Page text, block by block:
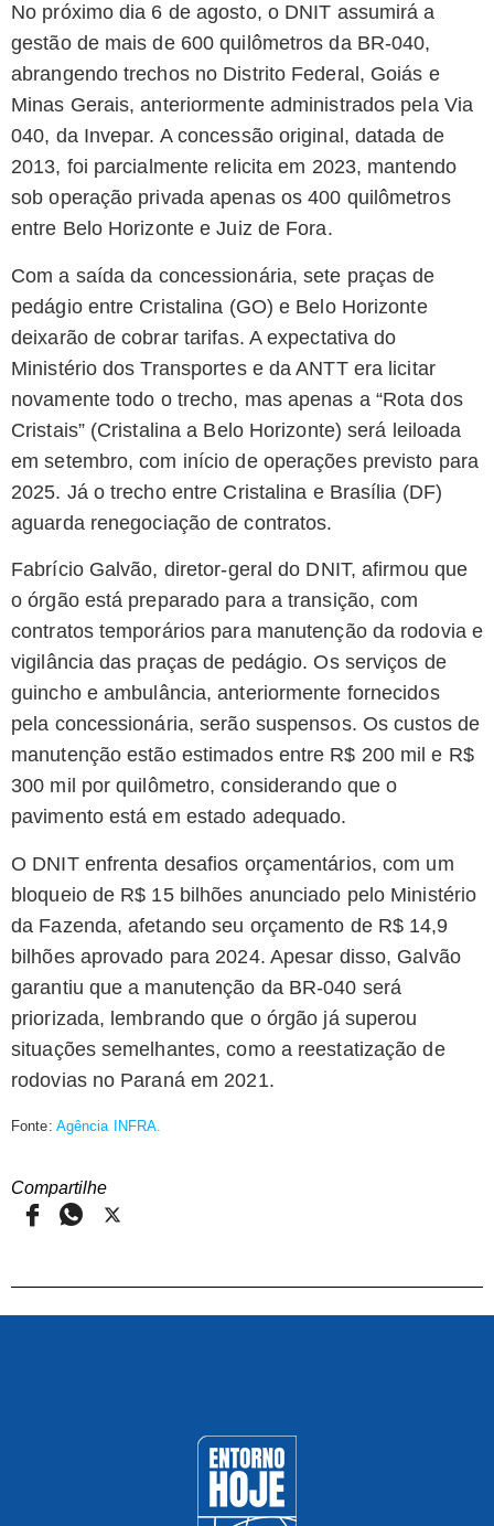
No próximo dia 6 de agosto, o DNIT assumirá a
gestão de mais de 600 quilômetros da BR-040,
abrangendo trechos no Distrito Federal, Goiás e
Minas Gerais, anteriormente administrados pela Via
040, da Invepar. A concessão original, datada de
2013, foi parcialmente relicita em 2023, mantendo
sob operação privada apenas os 400 quilômetros
entre Belo Horizonte e Juiz de Fora.
Com a saída da concessionária, sete praças de
pedágio entre Cristalina (GO) e Belo Horizonte
deixarão de cobrar tarifas. A expectativa do
Ministério dos Transportes e da ANTT era licitar
novamente todo o trecho, mas apenas a “Rota dos
Cristais” (Cristalina a Belo Horizonte) será leiloada
em setembro, com início de operações previsto para
2025. Já o trecho entre Cristalina e Brasília (DF)
aguarda renegociação de contratos.
Fabrício Galvão, diretor-geral do DNIT, afirmou que
o órgão está preparado para a transição, com
contratos temporários para manutenção da rodovia e
vigilância das praças de pedágio. Os serviços de
guincho e ambulância, anteriormente fornecidos
pela concessionária, serão suspensos. Os custos de
manutenção estão estimados entre R$ 200 mil e R$
300 mil por quilômetro, considerando que o
pavimento está em estado adequado.
O DNIT enfrenta desafios orçamentários, com um
bloqueio de R$ 15 bilhões anunciado pelo Ministério
da Fazenda, afetando seu orçamento de R$ 14,9
bilhões aprovado para 2024. Apesar disso, Galvão
garantiu que a manutenção da BR-040 será
priorizada, lembrando que o órgão já superou
situações semelhantes, como a reestatização de
rodovias no Paraná em 2021.
Fonte: Agência INFRA.
Compartilhe